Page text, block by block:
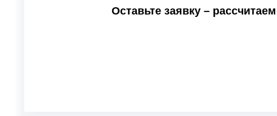
Оставьте заявку –